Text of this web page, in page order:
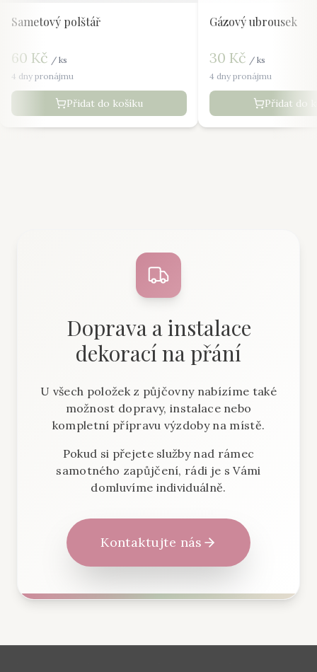
Sametový polštář
60 Kč / ks
4 dny pronájmu
Přidat do košíku
Gázový ubrousek
30 Kč / ks
4 dny pronájmu
Přidat do
Doprava a instalace
dekorací na přání
U všech položek z půjčovny nabízíme také
možnost dopravy, instalace nebo
kompletní přípravu výzdoby na místě.
Pokud si přejete služby nad rámec
samotného zapůjčení, rádi je s Vámi
domluvíme individuálně.
Kontaktujte nás